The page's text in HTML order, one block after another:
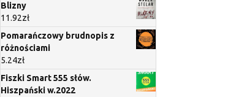
Blizny
11.92zł
Pomarańczowy brudnopis z
różnościami
5.24zł
Fiszki Smart 555 słów.
Hiszpański w.2022